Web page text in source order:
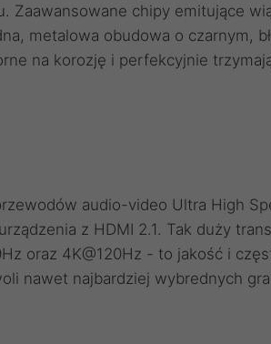
Zaawansowane chipy emitujące
metalowa obudowa o czarnym,
na korozję i perfekcyjnie
audio-video Ultra High
z HDMI 2.1. Tak duży
oraz 4K@120Hz - to jakość i
nawet najbardziej wybrednych